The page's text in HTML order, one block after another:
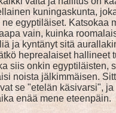
kuningaskunta,
egyptiläiset.
vain, kuinka
ja kyntänyt sitä
heprealaiset
siis onkin
noista jälkimmäisen.
se "etelän käsivarsi",
enää mene eteenpäin.